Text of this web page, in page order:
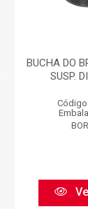
BUCHA DO
SUSP.